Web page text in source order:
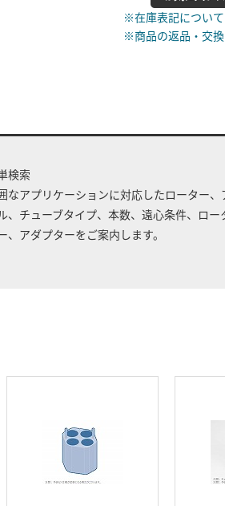
※在庫表記について
※商品の返品・交
検索
なアプリケーションに対応したローター
、チューブタイプ、本数、遠心条件、ロ
アダプターをご案内します。